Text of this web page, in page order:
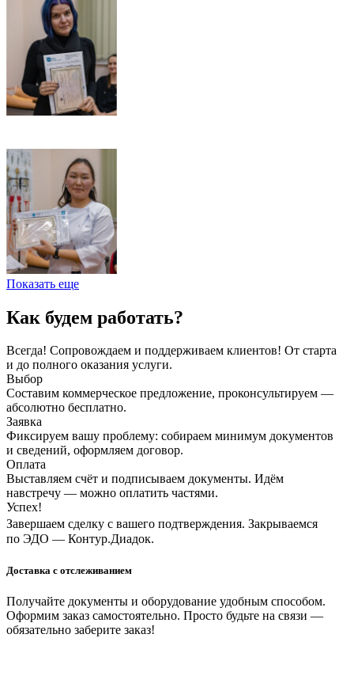
Показать еще
Как будем работать?
Всегда! Сопровождаем и поддерживаем клиентов! От старта
и до полного оказания услуги.
Выбор
Составим коммерческое предложение, проконсультируем —
абсолютно бесплатно.
Заявка
Фиксируем вашу проблему: собираем минимум документов
и сведений, оформляем договор.
Оплата
Выставляем счёт и подписываем документы. Идём
навстречу — можно оплатить частями.
Успех!
Завершаем сделку с вашего подтверждения. Закрываемся
по ЭДО — Контур.Диадок.
Доставка с отслеживанием
Получайте документы и оборудование удобным способом.
Оформим заказ самостоятельно. Просто будьте на связи —
обязательно заберите заказ!